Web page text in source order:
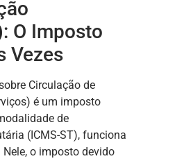
O Imposto
Vezes
Circulação de
é um imposto
de
(ICMS-ST), funciona
o imposto devido